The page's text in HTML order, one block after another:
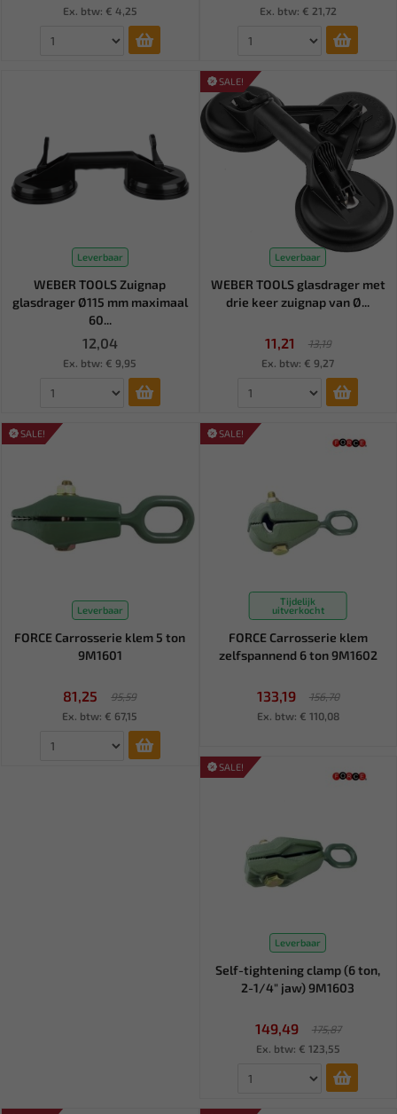
Ex. btw: € 4,25 Ex. btw: € 21,72
Leverbaar
WEBER TOOLS Zuignap
glasdrager Ø115 mm maximaal
60...
12,04
Ex. btw: € 9,95
SALE!
Leverbaar
WEBER TOOLS glasdrager met
drie keer zuignap van Ø...
11,21
13,19
Ex. btw: € 9,27
SALE!
Leverbaar
FORCE Carrosserie klem 5 ton
9M1601
81,25
95,59
Ex. btw: € 67,15
SALE!
Tijdelijk
uitverkocht
FORCE Carrosserie klem
zelfspannend 6 ton 9M1602
133,19
156,70
Ex. btw: € 110,08
SALE!
Leverbaar
Self-tightening clamp (6 ton,
2-1/4" jaw) 9M1603
149,49
175,87
Ex. btw: € 123,55